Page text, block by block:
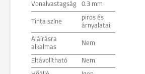
Vonalvastagság 0.3 mm
Tinta színe
piros és
árnyalatai
Aláírásra
alkalmas
Nem
Eltávolítható Nem